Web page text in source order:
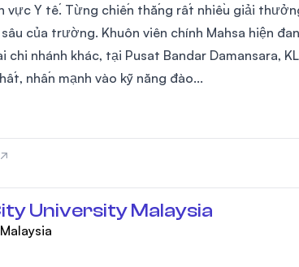
vực Y tế. Từng chiến thắng rất nhiều giải
của trường. Khuôn viên chính Mahsa hiện
chi nhánh khác, tại Pusat Bandar Damansara,
nhấn mạnh vào kỹ năng đào...
University Malaysia
Malaysia